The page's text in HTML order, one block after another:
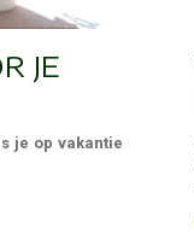
JE
je op vakantie